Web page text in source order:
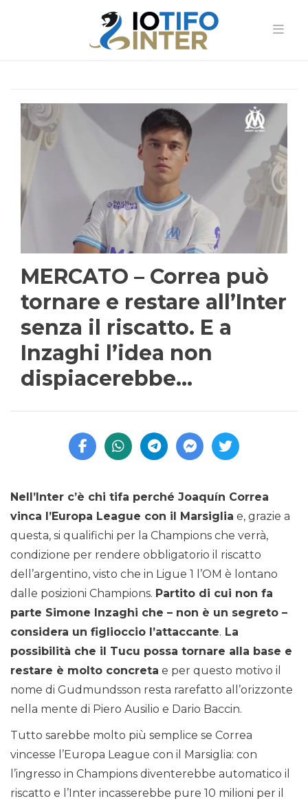
MERCATO – Correa può
tornare e restare all’Inter
senza il riscatto. E a
Inzaghi l’idea non
dispiacerebbe…
Nell’Inter c’è chi tifa perché Joaquín Correa
vinca l’Europa League con il Marsiglia e, grazie a
questa, si qualifichi per la Champions che verrà,
condizione per rendere obbligatorio il riscatto
dell’argentino, visto che in Ligue 1 l’OM è lontano
dalle posizioni Champions. Partito di cui non fa
parte Simone Inzaghi che – non è un segreto –
considera un figlioccio l’attaccante. La
possibilità che il Tucu possa tornare alla base e
restare è molto concreta e per questo motivo il
nome di Gudmundsson resta rarefatto all’orizzonte
nella mente di Piero Ausilio e Dario Baccin.
Tutto sarebbe molto più semplice se Correa
vincesse l’Europa League con il Marsiglia: con
l’ingresso in Champions diventerebbe automatico il
riscatto e l’Inter incasserebbe pure 10 milioni per il